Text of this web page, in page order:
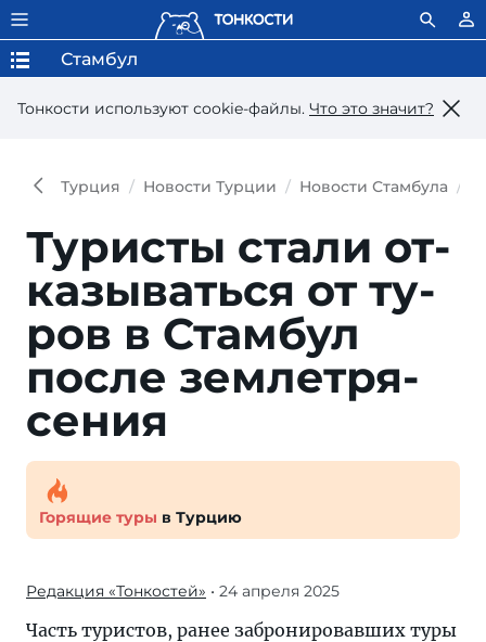
Тонкости используют сookie-файлы. Что это значит?
Стамбул
Турция Новости Турции Новости Стамбула
Туристы стали от­
ка­зы­вать­ся от ту­
ров в Стам­бул
пос­ле земле­тря­
се­ния
Горящие туры в Турцию
Редакция «Тонкостей» • 24 апреля 2025
Часть туристов, ранее забронировавших туры